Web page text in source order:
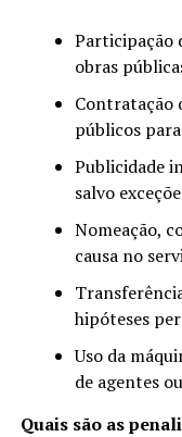
Participação
obras
Contratação
públicos
Publicidade
salvo
Nomeação,
causa no
hipóteses
Uso da
de agentes
Quais são as